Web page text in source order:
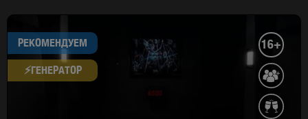
РЕКОМЕНДУЕМ
⚡​ГЕНЕРАТОР
16+